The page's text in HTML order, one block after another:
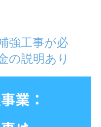
強工事が必
の説明あり